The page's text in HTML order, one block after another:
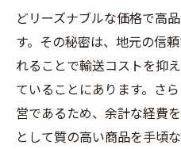
どリーズナブルな価格で高
す。その秘密は、地元の信
れることで輸送コストを抑
ていることにあります。さ
営であるため、余計な経費
として質の高い商品を手頃